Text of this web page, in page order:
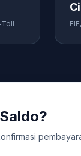
Toll